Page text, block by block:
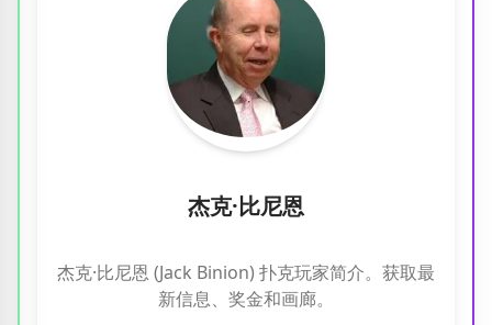
玩家
分类
标签
杰克·比尼恩
杰克·比尼恩 (Jack Binion) 扑克玩家简介。获取最
新信息、奖金和画廊。